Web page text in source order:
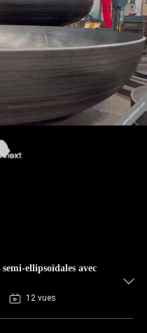
ellipsoïdales avec
12 vues